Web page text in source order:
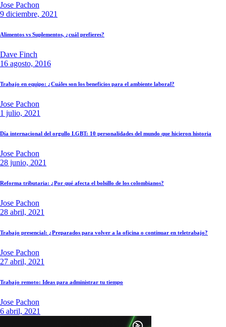
Jose Pachon
9 diciembre, 2021
Alimentos vs Suplementos, ¿cuál prefieres?
Dave Finch
16 agosto, 2016
Trabajo en equipo: ¿Cuáles son los beneficios para el ambiente laboral?
Jose Pachon
1 julio, 2021
Día internacional del orgullo LGBT: 10 personalidades del mundo que hicieron historia
Jose Pachon
28 junio, 2021
Reforma tributaria: ¿Por qué afecta el bolsillo de los colombianos?
Jose Pachon
28 abril, 2021
Trabajo presencial: ¿Preparados para volver a la oficina o continuar en teletrabajo?
Jose Pachon
27 abril, 2021
Trabajo remoto: Ideas para administrar tu tiempo
Jose Pachon
6 abril, 2021